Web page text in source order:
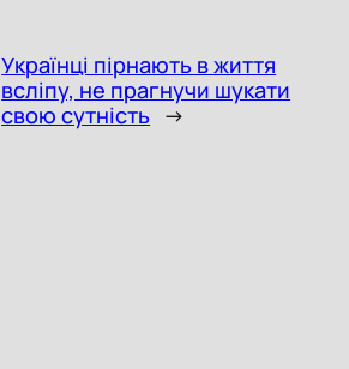
Українці пірнають в життя
всліпу, не прагнучи шукати
свою сутність →